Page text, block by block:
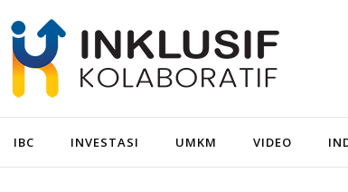
IBC INVESTASI UMKM VIDEO